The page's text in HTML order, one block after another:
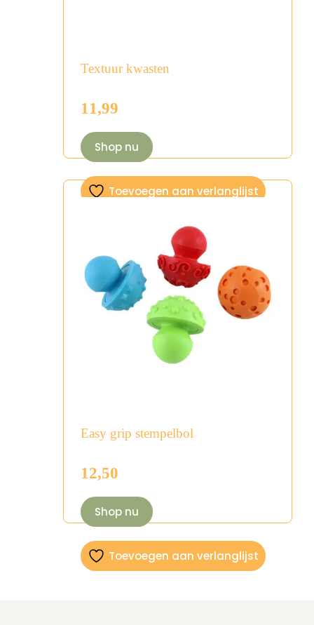
Textuur kwasten
11,99
Shop nu
Toevoegen aan verlanglijst
Easy grip stempelbol
12,50
Shop nu
Toevoegen aan verlanglijst